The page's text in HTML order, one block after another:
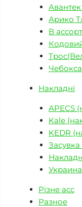
Авантек
Арико
В
Кодовий
Накладні
APECS
Kale
KEDR
Засувка
Різне асс
Разное